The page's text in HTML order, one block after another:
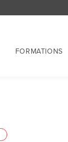
FORMATIONS